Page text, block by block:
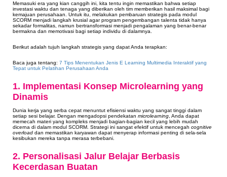
Memasuki era yang kian canggih ini, kita tentu ingin memastikan bahwa setiap
investasi waktu dan tenaga yang diberikan oleh tim memberikan hasil maksimal bagi
kemajuan perusahaan. Untuk itu, melakukan pembaruan strategis pada modul
SCORM menjadi langkah krusial agar program pengembangan talenta tidak hanya
sekadar formalitas, namun bertransformasi menjadi pengalaman yang benar-benar
bermakna dan memotivasi bagi setiap individu di dalamnya.
Berikut adalah tujuh langkah strategis yang dapat Anda terapkan:
Baca juga tentang: 7 Tips Menentukan Jenis E Learning Multimedia Interaktif yang
Tepat untuk Pelatihan Perusahaan Anda
1. Implementasi Konsep Microlearning yang
Dinamis
Dunia kerja yang serba cepat menuntut efisiensi waktu yang sangat tinggi dalam
setiap sesi belajar. Dengan mengadopsi pendekatan microlearning , Anda dapat
memecah materi yang kompleks menjadi bagian-bagian kecil yang lebih mudah
dicerna di dalam modul SCORM. Strategi ini sangat efektif untuk mencegah cognitive
overload dan memastikan karyawan dapat menyerap informasi penting di sela-sela
kesibukan mereka tanpa merasa terbebani.
2. Personalisasi Jalur Belajar Berbasis
Kecerdasan Buatan